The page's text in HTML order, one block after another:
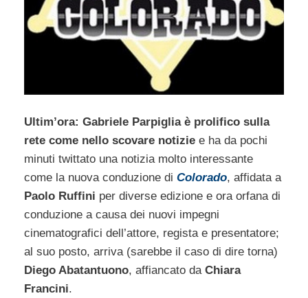
Ultim’ora: Gabriele Parpiglia è prolifico sulla
rete come nello scovare notizie e ha da pochi
minuti twittato una notizia molto interessante
come la nuova conduzione di Colorado, affidata a
Paolo Ruffini per diverse edizione e ora orfana di
conduzione a causa dei nuovi impegni
cinematografici dell’attore, regista e presentatore;
al suo posto, arriva (sarebbe il caso di dire torna)
Diego Abatantuono, affiancato da Chiara
Francini.